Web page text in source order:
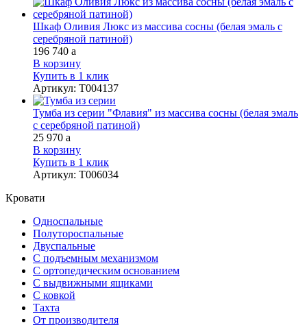
Шкаф Оливия Люкс из массива сосны (белая эмаль с
серебряной патиной)
196 740 a
В корзину
Купить в 1 клик
Артикул: Т004137
Тумба из серии "Флавия" из массива сосны (белая эмаль
с серебряной патиной)
25 970 a
В корзину
Купить в 1 клик
Артикул: Т006034
Кровати
Односпальные
Полутороспальные
Двуспальные
С подъемным механизмом
С ортопедическим основанием
С выдвижными ящиками
С ковкой
Тахта
От производителя